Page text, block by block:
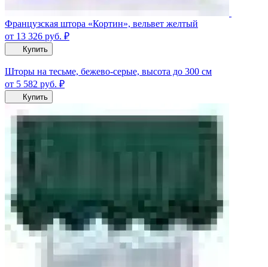
Французская штора «Кортин», вельвет желтый
от 13 326 руб. ₽
Купить
Шторы на тесьме, бежево-серые, высота до 300 см
от 5 582 руб. ₽
Купить